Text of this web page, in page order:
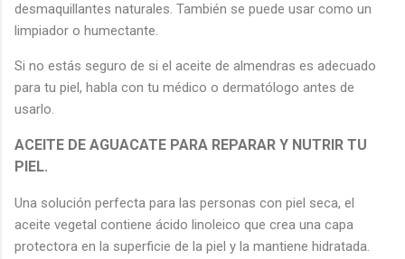
desmaquillantes naturales. También se puede usar como un
limpiador o humectante.
Si no estás seguro de si el aceite de almendras es adecuado
para tu piel, habla con tu médico o dermatólogo antes de
usarlo.
ACEITE DE AGUACATE PARA REPARAR Y NUTRIR TU
PIEL.
Una solución perfecta para las personas con piel seca, el
aceite vegetal contiene ácido linoleico que crea una capa
protectora en la superficie de la piel y la mantiene hidratada.